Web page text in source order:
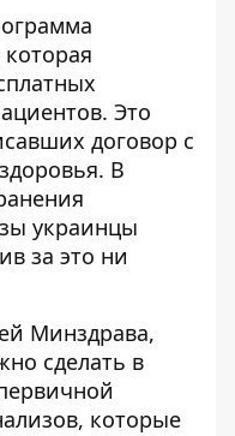
Это
договор с
В
украинцы
за это ни
Минздрава,
сделать в
которые